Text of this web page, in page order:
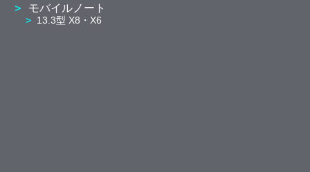
モバイルノート
13.3型 X8・X6